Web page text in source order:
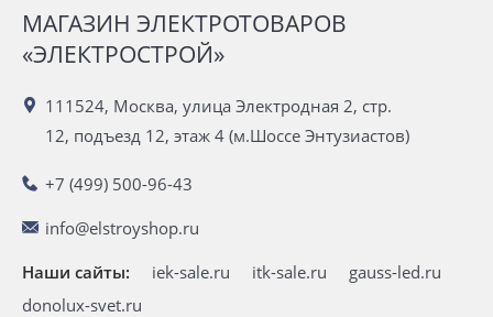
МАГАЗИН ЭЛЕКТРОТОВАРОВ
«ЭЛЕКТРОСТРОЙ»
111524, Москва, улица Электродная 2, стр.
12, подъезд 12, этаж 4 (м.Шоссе Энтузиастов)
+7 (499) 500-96-43
info@elstroyshop.ru
Наши сайты: iek-sale.ru itk-sale.ru
gauss-led.ru
donolux-svet.ru